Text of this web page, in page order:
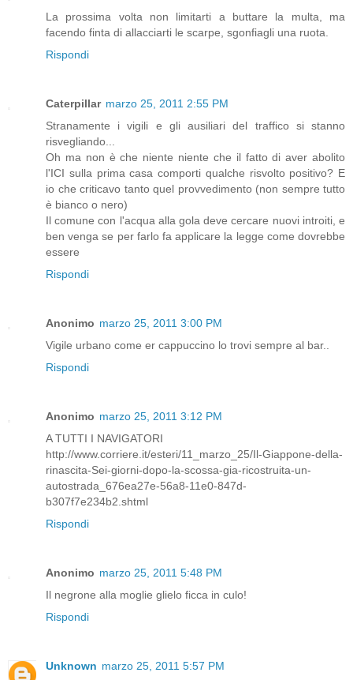
La prossima volta non limitarti a buttare la multa, ma
facendo finta di allacciarti le scarpe, sgonfiagli una ruota.
Rispondi
Caterpillar marzo 25, 2011 2:55 PM
Stranamente i vigili e gli ausiliari del traffico si stanno
risvegliando...
Oh ma non è che niente niente che il fatto di aver abolito
l'ICI sulla prima casa comporti qualche risvolto positivo? E
io che criticavo tanto quel provvedimento (non sempre tutto
è bianco o nero)
Il comune con l'acqua alla gola deve cercare nuovi introiti, e
ben venga se per farlo fa applicare la legge come dovrebbe
essere
Rispondi
Anonimo marzo 25, 2011 3:00 PM
Vigile urbano come er cappuccino lo trovi sempre al bar..
Rispondi
Anonimo marzo 25, 2011 3:12 PM
A TUTTI I NAVIGATORI
http://www.corriere.it/esteri/11_marzo_25/Il-Giappone-della-
rinascita-Sei-giorni-dopo-la-scossa-gia-ricostruita-un-
autostrada_676ea27e-56a8-11e0-847d-
b307f7e234b2.shtml
Rispondi
Anonimo marzo 25, 2011 5:48 PM
Il negrone alla moglie glielo ficca in culo!
Rispondi
Unknown marzo 25, 2011 5:57 PM